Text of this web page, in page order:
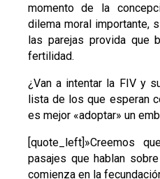
momento de la
dilema moral importante,
las parejas provida que
fertilidad.
¿Van a intentar la FIV y
lista de los que esperan
es mejor «adoptar» un
[quote_left]»Creemos
pasajes que hablan
comienza en la